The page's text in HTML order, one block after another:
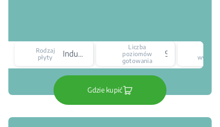
Rodzaj
płyty
Indukcyjna
Liczba
poziomów
gotowania
Gdzie kupić